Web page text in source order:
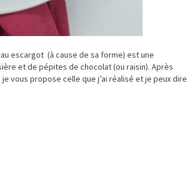
escargot (à cause de sa forme) est une
et de pépites de chocolat (ou raisin). Après
vous propose celle que j’ai réalisé et je peux dire